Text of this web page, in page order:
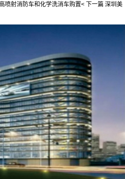
喷射消防车和化学洗消车购置< 下一篇 深圳美